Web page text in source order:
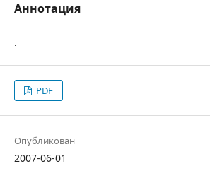
Аннотация
.
PDF
Опубликован
2007-06-01